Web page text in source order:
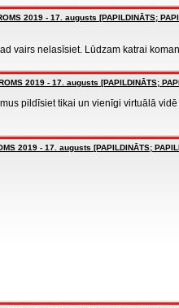
2019 - 17. augusts [PAPILDINĀTS;
vairs nelasīsiet. Lūdzam katrai
2019 - 17. augusts [PAPILDINĀTS;
pildīsiet tikai un vienīgi virtuālā
2019 - 17. augusts [PAPILDINĀTS;